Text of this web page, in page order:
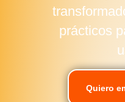
prácticos
Quiero